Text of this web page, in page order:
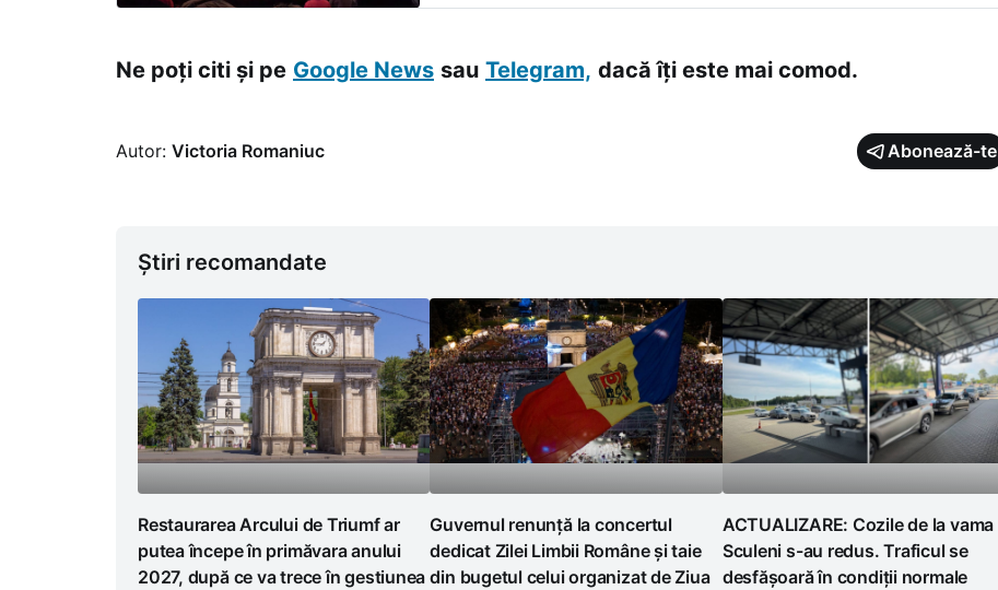
Ne poți citi și pe Google News sau Telegram, dacă îți este mai comod.
Autor: Victoria Romaniuc Abonează-te
Știri recomandate
Restaurarea Arcului de Triumf ar
putea începe în primăvara anului
2027, după ce va trece în gestiunea
Guvernul renunță la concertul
dedicat Zilei Limbii Române și taie
din bugetul celui organizat de Ziua
ACTUALIZARE: Cozile de la vama
Sculeni s-au redus. Traficul se
desfășoară în condiții normale